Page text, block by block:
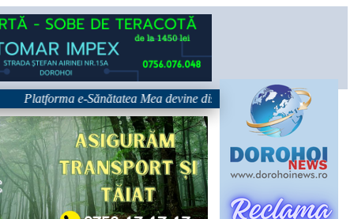
e-Sănătatea Mea devine disponibilă pe 1 septembrie: